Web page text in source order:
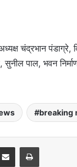
चंद्रभान पंडाग्रे,
पाल, भवन
breaking